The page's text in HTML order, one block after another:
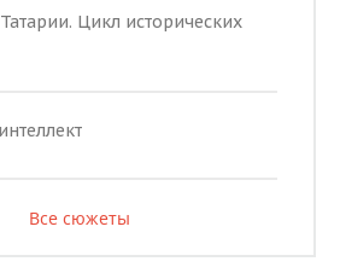
Цикл исторических
Все сюжеты